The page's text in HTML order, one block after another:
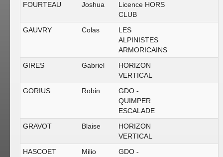
FOURTEAU
Joshua
Licence HORS
CLUB
GAUVRY
Colas
LES
ALPINISTES
ARMORICAINS
GIRES
Gabriel
HORIZON
VERTICAL
GORIUS
Robin
GDO -
QUIMPER
ESCALADE
GRAVOT
Blaise
HORIZON
VERTICAL
HASCOET
Milio
GDO -